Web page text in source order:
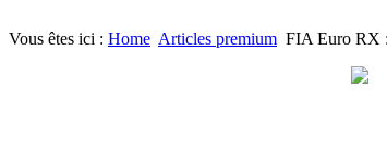
Vous êtes ici : Home Articles premium FIA Euro RX